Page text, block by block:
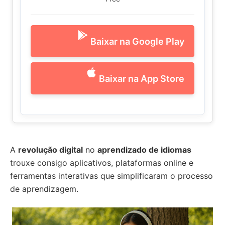
Baixar na Google Play
Baixar na App Store
A revolução digital no aprendizado de idiomas
trouxe consigo aplicativos, plataformas online e
ferramentas interativas que simplificaram o processo
de aprendizagem.